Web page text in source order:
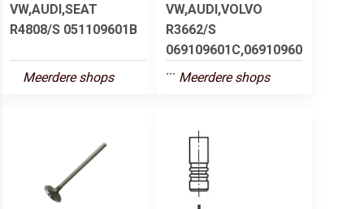
VW,AUDI,SEAT
R4808/S 051109601B
Meerdere shops
VW,AUDI,VOLVO
R3662/S
069109601C,06910960
... Meerdere shops